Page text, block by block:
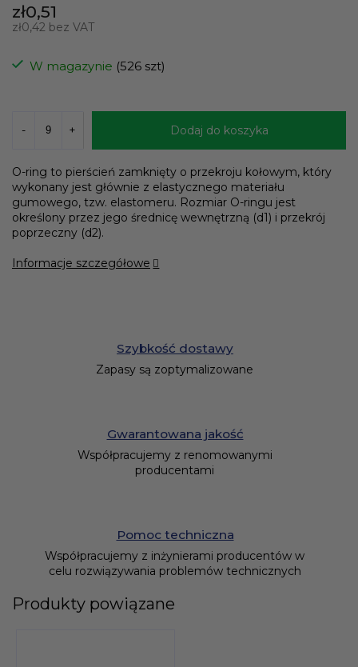
zł0,51
zł0,42 bez VAT
jednostkowa:
W magazynie (526 szt)
Dodaj do koszyka
O-ring to pierścień zamknięty o przekroju kołowym, który
wykonany jest głównie z elastycznego materiału
gumowego, tzw. elastomeru. Rozmiar O-ringu jest
określony przez jego średnicę wewnętrzną (d1) i przekrój
poprzeczny (d2).
Informacje szczegółowe
Szybkość dostawy
Zapasy są zoptymalizowane
Gwarantowana jakość
Współpracujemy z renomowanymi
producentami
Pomoc techniczna
Współpracujemy z inżynierami producentów w
celu rozwiązywania problemów technicznych
Produkty powiązane